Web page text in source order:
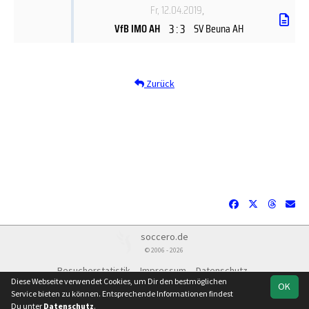
Fr, 12.04.2019,
VfB IMO AH 3 : 3 SV Beuna AH
Zurück
soccero.de
© 2006 - 2026
Besucherstatistik Impressum
Datenschutz
OK
Diese Webseite verwendet Cookies, um Dir den bestmöglichen
Service bieten zu können. Entsprechende Informationen findest
Du unter Datenschutz.